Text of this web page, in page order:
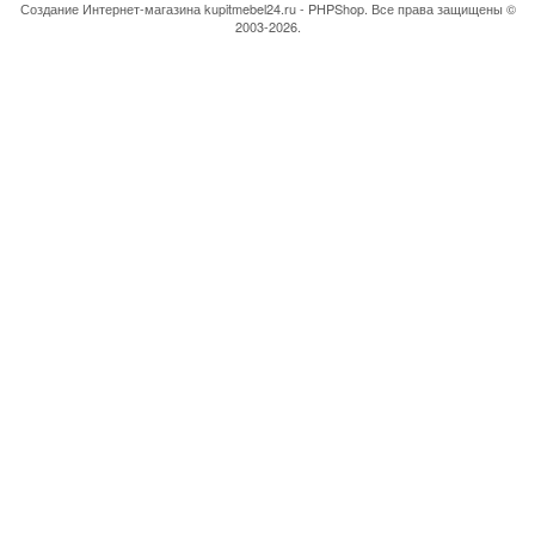
Создание Интернет-магазинаkupitmebel24.ru - PHPShop. Все права защищены ©
2003-2026.